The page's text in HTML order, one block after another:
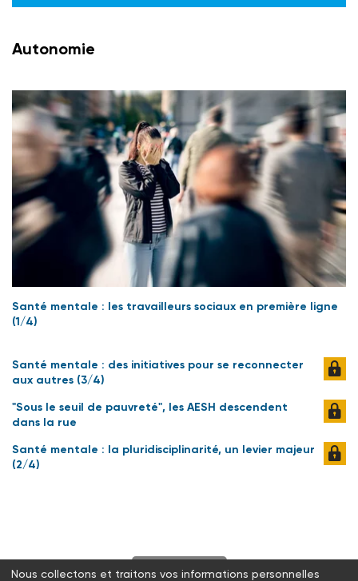
Autonomie
Santé mentale : les travailleurs sociaux en première ligne
(1/4)
Santé mentale : des initiatives pour se reconnecter
aux autres (3/4)
"Sous le seuil de pauvreté", les AESH descendent
dans la rue
Santé mentale : la pluridisciplinarité, un levier majeur
(2/4)
S'abonner
Nous collectons et traitons vos informations personnelles